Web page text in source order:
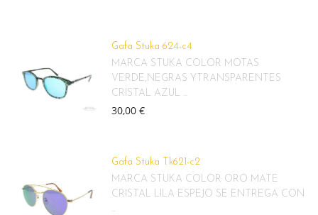
Gafa Stuka 624-c4
MARCA STUKA COLOR MOTAS
VERDE,NEGRAS YTRANSPARENTES
CRISTAL AZUL ...
30,00 €
Gafa Stuka Tk621-c2
MARCA STUKA COLOR ORO MATE
CRISTAL LILA ESPEJO SE ENTREGA CON
...